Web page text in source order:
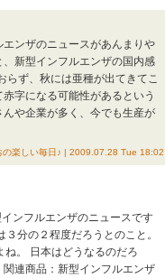
ンザのニュースがあんまりや
新型インフルエンザの国内感
ず、秋には亜種が出てきてこ
字になる可能性があるという
や企業が多く、今でも生産が
の楽しい毎日♪ | 2009.07.28 Tue 18:02
ンフルエンザのニュースです
分の２程度だろうとのこと。
。 日本はどうなるのだろ
連商品：新型インフルエンザ